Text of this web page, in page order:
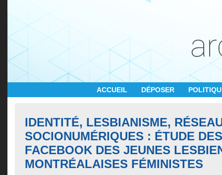
ACCUEIL DÉPOSER
IDENTITÉ, LESBIANISME,
SOCIONUMÉRIQUES : ÉTUDE
FACEBOOK DES JEUNES
MONTRÉALAISES FÉMINISTES